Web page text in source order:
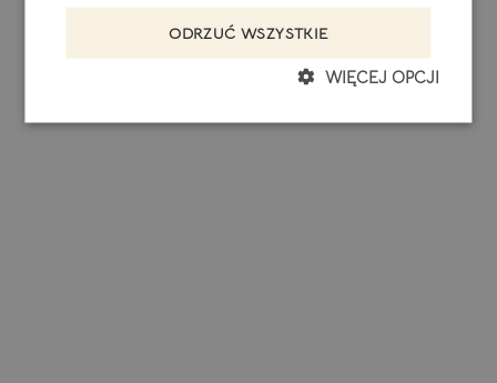
ODRZUĆ WSZYSTKIE
WIĘCEJ OPCJI